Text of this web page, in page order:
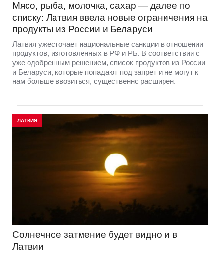
Мясо, рыба, молочка, сахар — далее по
списку: Латвия ввела новые ограничения на
продукты из России и Беларуси
Латвия ужесточает национальные санкции в отношении
продуктов, изготовленных в РФ и РБ. В соответствии с
уже одобренным решением, список продуктов из России
и Беларуси, которые попадают под запрет и не могут к
нам больше ввозиться, существенно расширен.
ЛАТВИЯ
Солнечное затмение будет видно и в
Латвии